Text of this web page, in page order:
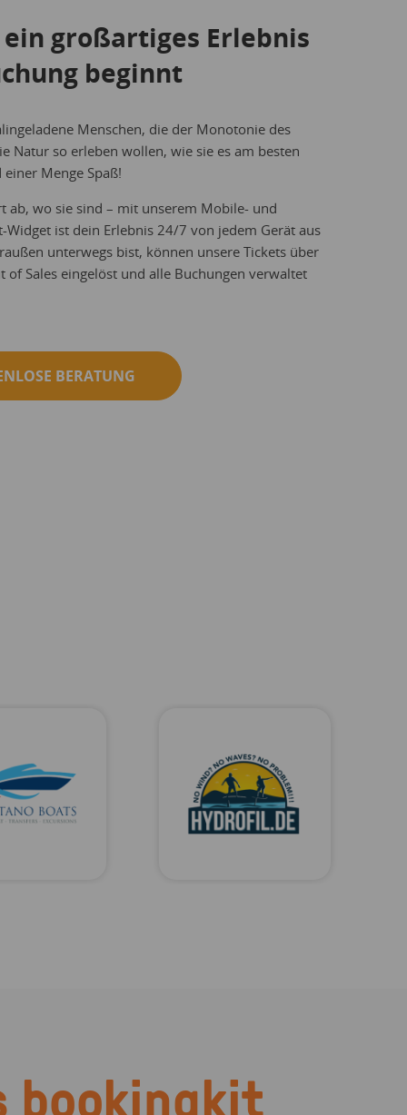
großartiges Erlebnis
beginnt
Menschen, die der Monotonie des
Natur so erleben wollen, wie sie es am besten
Menge Spaß!
ab, wo sie sind – mit unserem Mobile- und
ist dein Erlebnis 24/7 von jedem Gerät aus
unterwegs bist, können unsere Tickets über
of Sales eingelöst und alle Buchungen verwaltet
BERATUNG
bookingkit